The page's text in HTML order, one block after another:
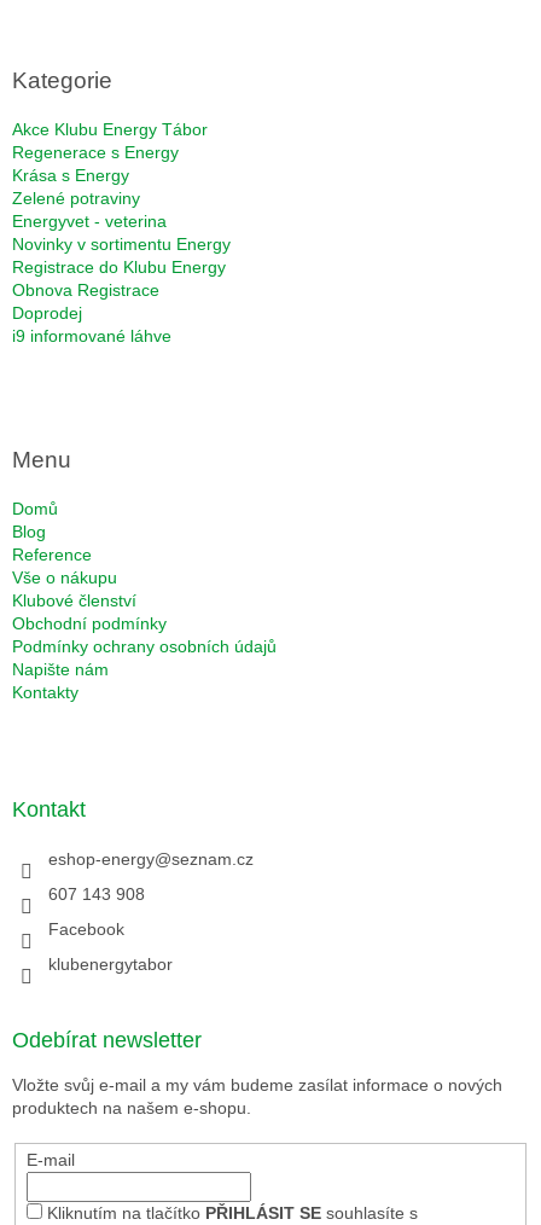
Kategorie
Akce Klubu Energy Tábor
Regenerace s Energy
Krása s Energy
Zelené potraviny
Energyvet - veterina
Novinky v sortimentu Energy
Registrace do Klubu Energy
Obnova Registrace
Doprodej
i9 informované láhve
Menu
Domů
Blog
Reference
Vše o nákupu
Klubové členství
Obchodní podmínky
Podmínky ochrany osobních údajů
Napište nám
Kontakty
Kontakt
eshop-energy@seznam.cz
607 143 908
Facebook
klubenergytabor
Odebírat newsletter
Vložte svůj e-mail a my vám budeme zasílat informace o nových
produktech na našem e-shopu.
E-mail
Kliknutím na tlačítko PŘIHLÁSIT SEsouhlasíte s